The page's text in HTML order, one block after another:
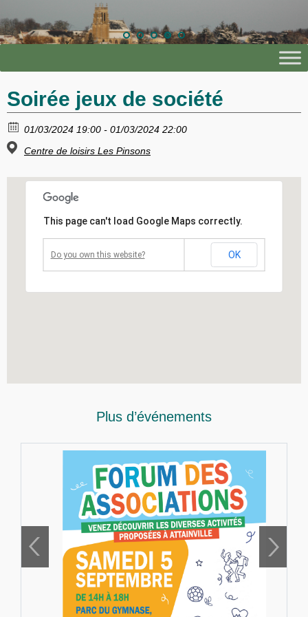
Soirée jeux de société
01/03/2024 19:00 - 01/03/2024 22:00
Centre de loisirs Les Pinsons
This page can't load Google Maps correctly.
Do you own this website? OK
Plus d’événements